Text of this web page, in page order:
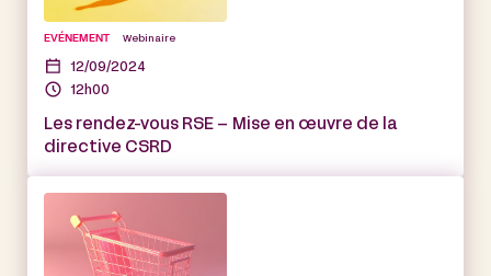
EVÉNEMENT Webinaire
12/09/2024
12h00
Les rendez-vous RSE – Mise en œuvre de la
directive CSRD